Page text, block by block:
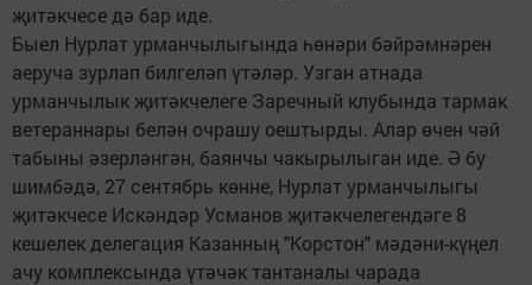
җитәкчесе дә бар иде.
Быел Нурлат урманчылыгында һөнәри бәйрәмнәрен
аеруча зурлап билгеләп үтәләр. Узган атнада
урманчылык җитәкчелеге Заречный клубында тармак
ветераннары белән очрашу оештырды. Алар өчен чәй
табыны әзерләнгән, баянчы чакырылыган иде. Ә бу
шимбәдә, 27 сентябрь көнне, Нурлат урманчылыгы
җитәкчесе Искәндәр Усманов җитәкчелегендәге 8
кешелек делегация Казанның "Корстон" мәдәни-күңел
ачу комплексында үтәчәк тантаналы чарада